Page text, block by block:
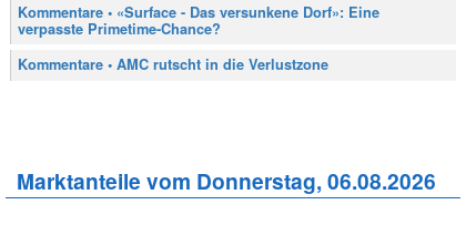
Kommentare • «Surface - Das versunkene Dorf»: Eine
verpasste Primetime-Chance?
Kommentare • AMC rutscht in die Verlustzone
Marktanteile vom Donnerstag, 06.08.2026